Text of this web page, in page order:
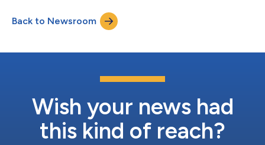
ruimtelijke immunofenotype-mogelijkheden aan
farmaceutische en onderzoeksklanten. De
samenwerkingsinspanningen zullen in eerste instantie gericht
Back to Newsroom
Wish your news had
this kind of reach?